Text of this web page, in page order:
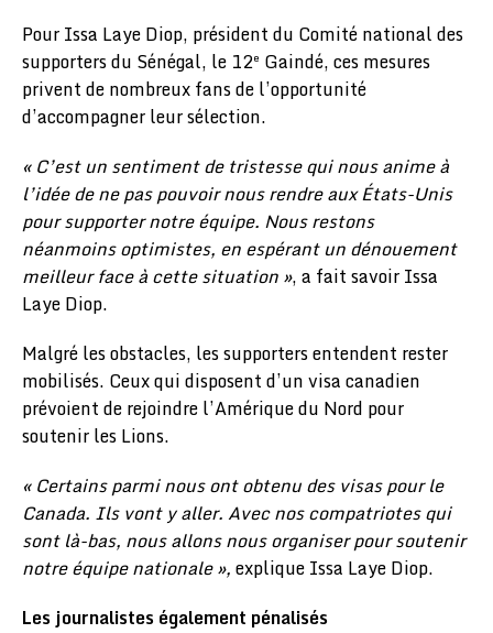
Pour Issa Laye Diop, président du Comité national des
supporters du Sénégal, le 12e Gaindé, ces mesures
privent de nombreux fans de l’opportunité
d’accompagner leur sélection.
« C’est un sentiment de tristesse qui nous anime à
l’idée de ne pas pouvoir nous rendre aux États-Unis
pour supporter notre équipe. Nous restons
néanmoins optimistes, en espérant un dénouement
meilleur face à cette situation », a fait savoir Issa
Laye Diop.
Malgré les obstacles, les supporters entendent rester
mobilisés. Ceux qui disposent d’un visa canadien
prévoient de rejoindre l’Amérique du Nord pour
soutenir les Lions.
« Certains parmi nous ont obtenu des visas pour le
Canada. Ils vont y aller. Avec nos compatriotes qui
sont là-bas, nous allons nous organiser pour soutenir
notre équipe nationale »,explique Issa Laye Diop.
Les journalistes également pénalisés